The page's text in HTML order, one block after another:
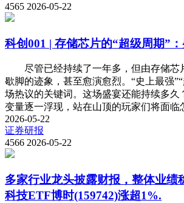
4565 2026-05-22
科创001 | 存储芯片的“超级周期”
尽管已经持续了一年多，但由存储芯
歇脚的迹象，甚至愈演愈烈。“史上最强
场热议的关键词。这场盛宴还能持续多久
变量逐一浮现，站在山顶的玩家们将面临
2026-05-22
证券研报
4566 2026-05-22
多家行业龙头披露财报，整体业绩
科技ETF博时(159742)涨超1%.